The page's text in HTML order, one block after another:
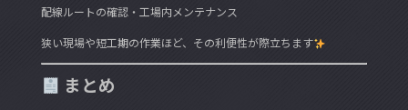
配線ルートの確認・工場内メンテナンス
狭い現場や短工期の作業ほど、その利便性が際立ちます
まとめ